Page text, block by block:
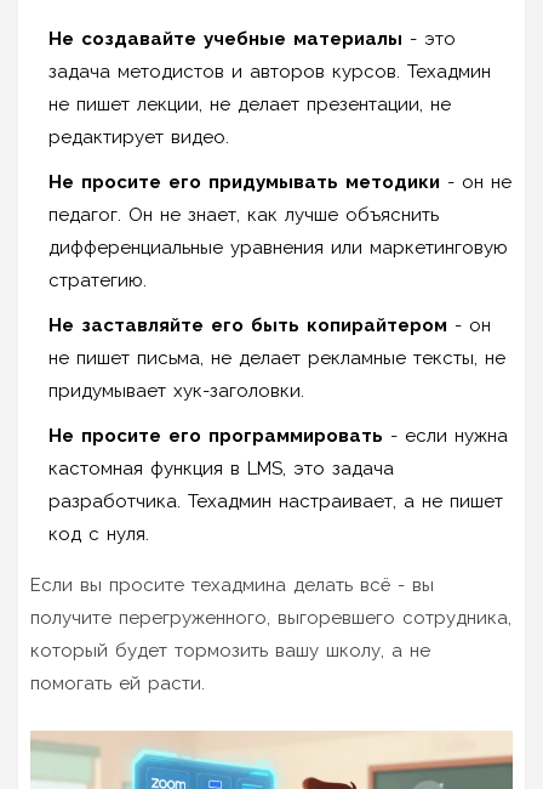
Не создавайте учебные материалы - это
задача методистов и авторов курсов. Техадмин
не пишет лекции, не делает презентации, не
редактирует видео.
Не просите его придумывать методики - он не
педагог. Он не знает, как лучше объяснить
дифференциальные уравнения или маркетинговую
стратегию.
Не заставляйте его быть копирайтером - он
не пишет письма, не делает рекламные тексты, не
придумывает хук-заголовки.
Не просите его программировать - если нужна
кастомная функция в LMS, это задача
разработчика. Техадмин настраивает, а не пишет
код с нуля.
Если вы просите техадмина делать всё - вы
получите перегруженного, выгоревшего сотрудника,
который будет тормозить вашу школу, а не
помогать ей расти.